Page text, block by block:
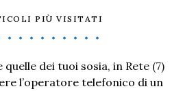
PIÙ VISITATI
dei tuoi sosia, in Rete (7)
l’operatore telefonico di un